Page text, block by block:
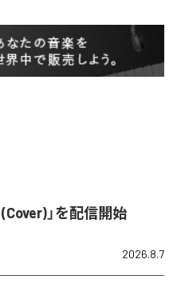
」を配信開始
2026.8.7